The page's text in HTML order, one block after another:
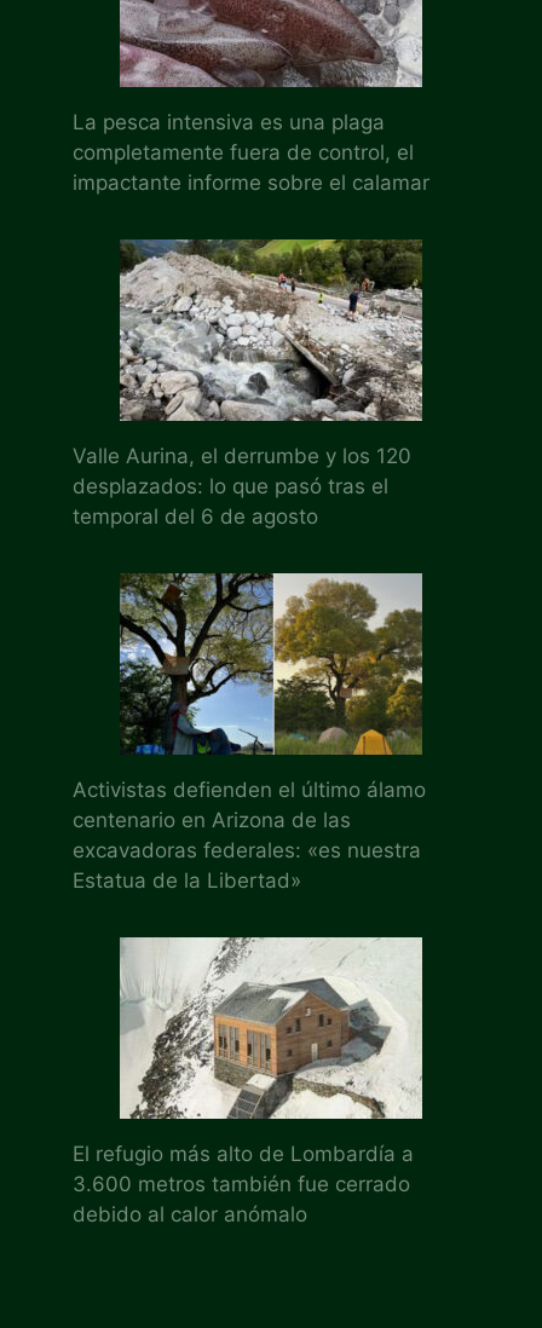
La pesca intensiva es una plaga
completamente fuera de control, el
impactante informe sobre el calamar
Valle Aurina, el derrumbe y los 120
desplazados: lo que pasó tras el
temporal del 6 de agosto
Activistas defienden el último álamo
centenario en Arizona de las
excavadoras federales: «es nuestra
Estatua de la Libertad»
El refugio más alto de Lombardía a
3.600 metros también fue cerrado
debido al calor anómalo